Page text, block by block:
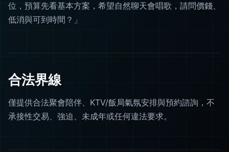
位，預算先看基本方案，希望自然聊天會唱歌，請問價錢、
低消與可到時間？」
合法界線
僅提供合法聚會陪伴、KTV/飯局氣氛安排與預約諮詢，不
承接性交易、強迫、未成年或任何違法要求。